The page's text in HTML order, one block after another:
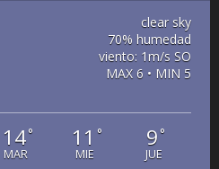
clear sky
70% humedad
viento: 1m/s SO
MAX 6 • MIN 5
14°
MAR
11 °
MIE
9°
JUE